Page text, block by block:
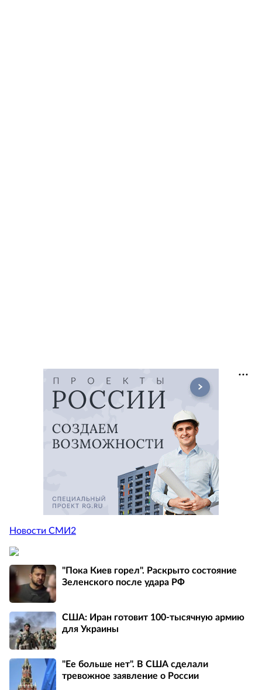
Новости СМИ2
"Пока Киев горел". Раскрыто состояние
Зеленского после удара РФ
США: Иран готовит 100-тысячную армию
для Украины
"Ее больше нет". В США сделали
тревожное заявление о России